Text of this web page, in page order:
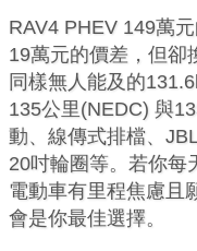
RAV4 PHEV 149萬
19萬元的價差，但卻
同樣無人能及的
135公里(NEDC) 與
動、線傳式排檔、
20吋輪圈等。若你每
電動車有里程焦慮且
會是你最佳選擇。